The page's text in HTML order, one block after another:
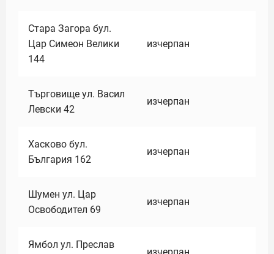
Стара Загора бул.
Цар Симеон Велики
144
изчерпан
Търговище ул. Васил
Левски 42
изчерпан
Хасково бул.
България 162
изчерпан
Шумен ул. Цар
Освободител 69
изчерпан
Ямбол ул. Преслав